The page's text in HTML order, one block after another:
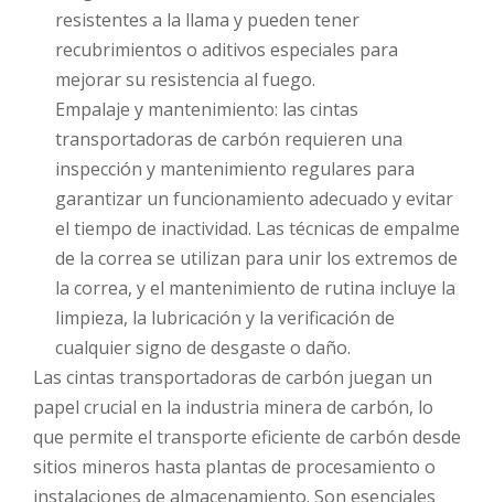
resistentes a la llama y pueden tener
recubrimientos o aditivos especiales para
mejorar su resistencia al fuego.
Empalaje y mantenimiento: las cintas
transportadoras de carbón requieren una
inspección y mantenimiento regulares para
garantizar un funcionamiento adecuado y evitar
el tiempo de inactividad. Las técnicas de empalme
de la correa se utilizan para unir los extremos de
la correa, y el mantenimiento de rutina incluye la
limpieza, la lubricación y la verificación de
cualquier signo de desgaste o daño.
Las cintas transportadoras de carbón juegan un
papel crucial en la industria minera de carbón, lo
que permite el transporte eficiente de carbón desde
sitios mineros hasta plantas de procesamiento o
instalaciones de almacenamiento. Son esenciales